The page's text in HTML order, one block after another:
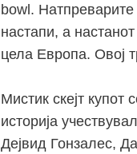
bowl.
настапи, а
цела Европа. Овој
Мистик скејт
историја
Дејвид Гонзалес,